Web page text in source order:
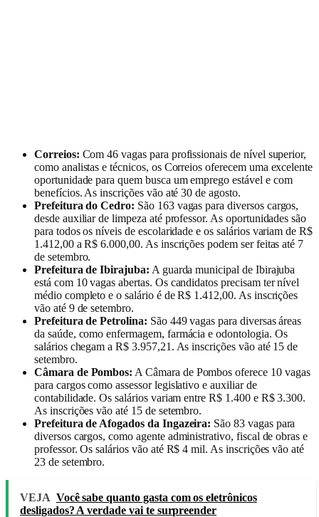
Correios: Com 46 vagas para profissionais de nível superior,
como analistas e técnicos, os Correios oferecem uma excelente
oportunidade para quem busca um emprego estável e com
benefícios. As inscrições vão até 30 de agosto.
Prefeitura do Cedro: São 163 vagas para diversos cargos,
desde auxiliar de limpeza até professor. As oportunidades são
para todos os níveis de escolaridade e os salários variam de R$
1.412,00 a R$ 6.000,00. As inscrições podem ser feitas até 7
de setembro.
Prefeitura de Ibirajuba: A guarda municipal de Ibirajuba
está com 10 vagas abertas. Os candidatos precisam ter nível
médio completo e o salário é de R$ 1.412,00. As inscrições
vão até 9 de setembro.
Prefeitura de Petrolina: São 449 vagas para diversas áreas
da saúde, como enfermagem, farmácia e odontologia. Os
salários chegam a R$ 3.957,21. As inscrições vão até 15 de
setembro.
Câmara de Pombos: A Câmara de Pombos oferece 10 vagas
para cargos como assessor legislativo e auxiliar de
contabilidade. Os salários variam entre R$ 1.400 e R$ 3.300.
As inscrições vão até 15 de setembro.
Prefeitura de Afogados da Ingazeira: São 83 vagas para
diversos cargos, como agente administrativo, fiscal de obras e
professor. Os salários vão até R$ 4 mil. As inscrições vão até
23 de setembro.
VEJA Você sabe quanto gasta com os eletrônicos
desligados? A verdade vai te surpreender